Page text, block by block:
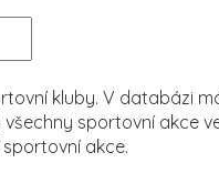
kluby. V databázi
sportovní akce
akce.